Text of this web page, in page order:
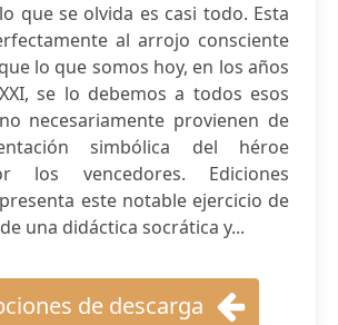
que se olvida es casi todo. Esta
al arrojo consciente
lo que somos hoy, en los años
se lo debemos a todos esos
necesariamente provienen de
simbólica del héroe
los vencedores. Ediciones
este notable ejercicio de
una didáctica socrática y...
de descarga